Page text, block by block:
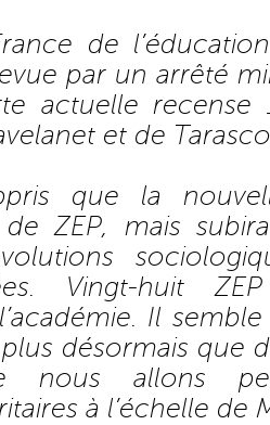
de
par un arrêté
actuelle recense
et de
que la
ZEP, mais
Vingt-huit
Il
désormais que
nous allons
à l’échelle de